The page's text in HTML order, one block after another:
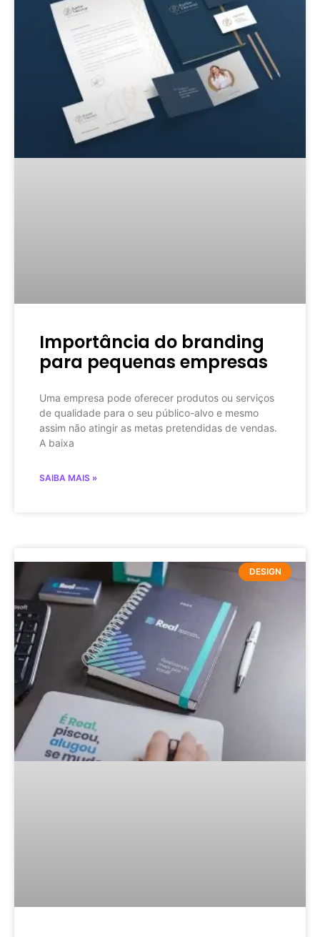
Importância do branding
para pequenas empresas
Uma empresa pode oferecer produtos ou serviços
de qualidade para o seu público-alvo e mesmo
assim não atingir as metas pretendidas de vendas.
A baixa
SAIBA MAIS »
DESIGN